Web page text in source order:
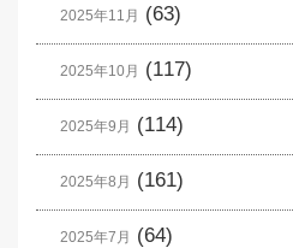
2025年11月 (63)
2025年10月 (117)
2025年9月 (114)
2025年8月 (161)
2025年7月 (64)